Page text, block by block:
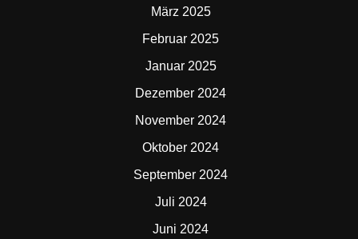
März 2025
Februar 2025
Januar 2025
Dezember 2024
November 2024
Oktober 2024
September 2024
Juli 2024
Juni 2024